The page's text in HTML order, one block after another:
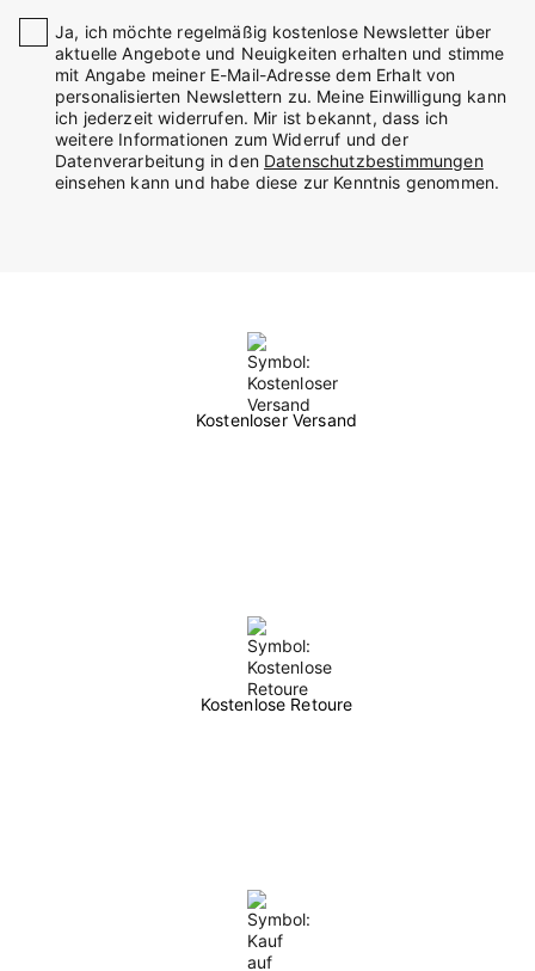
Ja, ich möchte regelmäßig kostenlose Newsletter über
aktuelle Angebote und Neuigkeiten erhalten und stimme
mit Angabe meiner E-Mail-Adresse dem Erhalt von
personalisierten Newslettern zu. Meine Einwilligung kann
ich jederzeit widerrufen. Mir ist bekannt, dass ich
weitere Informationen zum Widerruf und der
Datenverarbeitung in den Datenschutzbestimmungen
einsehen kann und habe diese zur Kenntnis genommen.
Kostenloser Versand
Kostenlose Retoure